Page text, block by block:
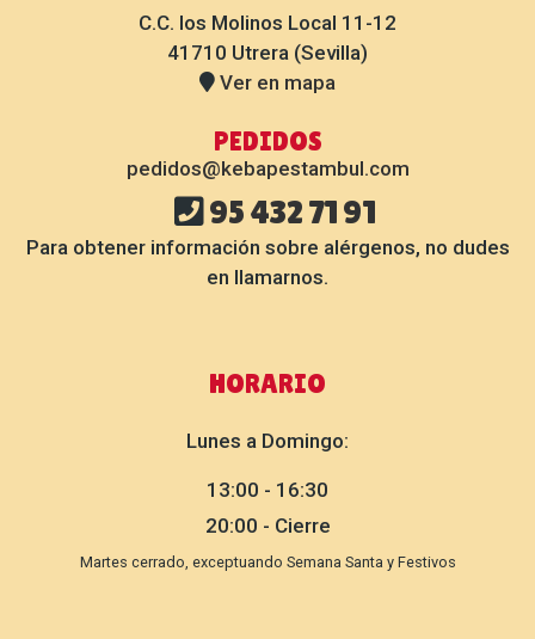
C.C. los Molinos Local 11-12
41710 Utrera (Sevilla)
Ver en mapa
PEDIDOS
pedidos@kebapestambul.com
95 432 71 91
Para obtener información sobre alérgenos, no dudes
en llamarnos.
HORARIO
Lunes a Domingo:
13:00 - 16:30
20:00 - Cierre
Martes cerrado, exceptuando Semana Santa y Festivos